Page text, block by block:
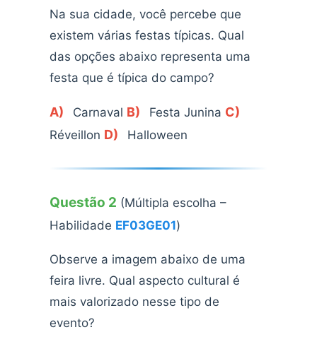
Na sua cidade, você percebe que
existem várias festas típicas. Qual
das opções abaixo representa uma
festa que é típica do campo?
A) Carnaval B) Festa Junina C)
Réveillon D) Halloween
Questão 2 (Múltipla escolha –
Habilidade EF03GE01)
Observe a imagem abaixo de uma
feira livre. Qual aspecto cultural é
mais valorizado nesse tipo de
evento?